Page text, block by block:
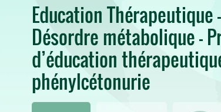
Education
Désordre métabolique -
d’éducation
phénylcétonurie